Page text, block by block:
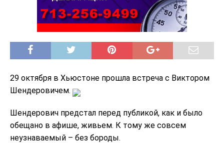
29 октября в Хьюстоне прошла встреча с Виктором
Шендеровичем.
Шендерович предстал перед публикой, как и было
обещано в афише, живьем. К тому же совсем
неузнаваемый – без бороды.